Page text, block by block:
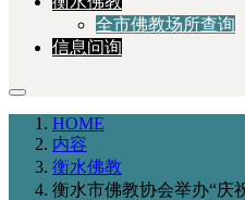
全市佛教场所查询
信息问询
HOME
内容
衡水佛教
衡水市佛教协会举办“庆